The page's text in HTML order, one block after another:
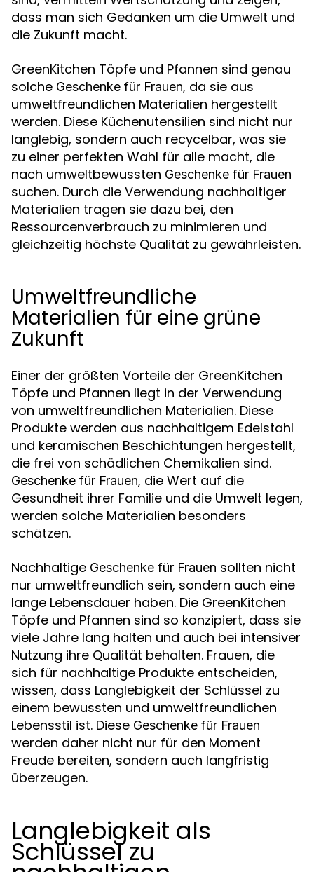
dass man sich Gedanken um die Umwelt und
die Zukunft macht.
GreenKitchen Töpfe und Pfannen sind genau
solche Geschenke für Frauen, da sie aus
umweltfreundlichen Materialien hergestellt
werden. Diese Küchenutensilien sind nicht nur
langlebig, sondern auch recycelbar, was sie
zu einer perfekten Wahl für alle macht, die
nach umweltbewussten Geschenke für Frauen
suchen. Durch die Verwendung nachhaltiger
Materialien tragen sie dazu bei, den
Ressourcenverbrauch zu minimieren und
gleichzeitig höchste Qualität zu gewährleisten.
Umweltfreundliche
Materialien für eine grüne
Zukunft
Einer der größten Vorteile der GreenKitchen
Töpfe und Pfannen liegt in der Verwendung
von umweltfreundlichen Materialien. Diese
Produkte werden aus nachhaltigem Edelstahl
und keramischen Beschichtungen hergestellt,
die frei von schädlichen Chemikalien sind.
Geschenke für Frauen, die Wert auf die
Gesundheit ihrer Familie und die Umwelt legen,
werden solche Materialien besonders
schätzen.
Nachhaltige Geschenke für Frauen sollten nicht
nur umweltfreundlich sein, sondern auch eine
lange Lebensdauer haben. Die GreenKitchen
Töpfe und Pfannen sind so konzipiert, dass sie
viele Jahre lang halten und auch bei intensiver
Nutzung ihre Qualität behalten. Frauen, die
sich für nachhaltige Produkte entscheiden,
wissen, dass Langlebigkeit der Schlüssel zu
einem bewussten und umweltfreundlichen
Lebensstil ist. Diese Geschenke für Frauen
werden daher nicht nur für den Moment
Freude bereiten, sondern auch langfristig
überzeugen.
Langlebigkeit als
Schlüssel zu